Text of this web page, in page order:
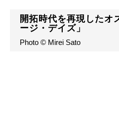
開拓時代を再現したオ
ージ・デイズ」
Photo © Mirei Sato